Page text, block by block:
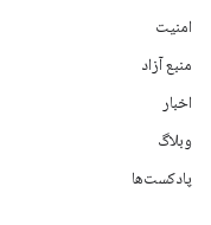
امنیت
منبع آزاد
اخبار
وبلاگ
پادکست‌ها